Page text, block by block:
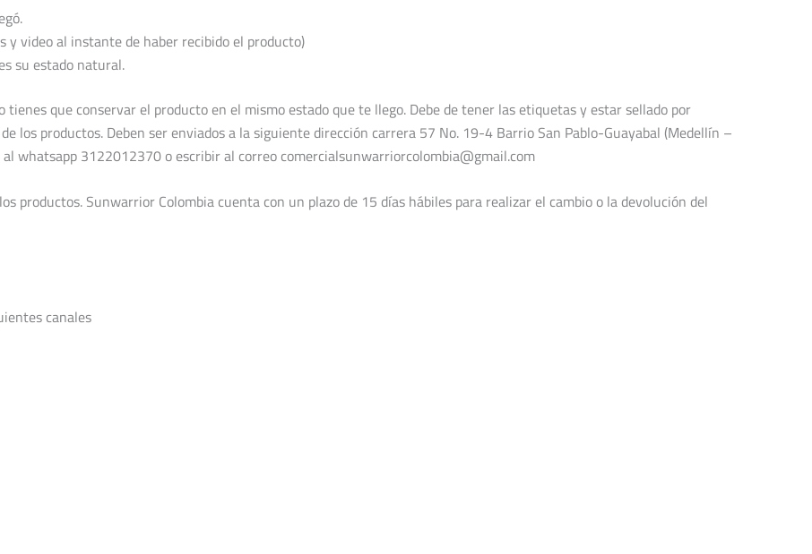
video al instante de haber recibido el producto)
su estado natural.
que conservar el producto en el mismo estado que te llego. Debe de tener las etiquetas y estar sellado por
los productos. Deben ser enviados a la siguiente dirección carrera 57 No. 19-4 Barrio San Pablo-Guayabal (Medellín –
whatsapp 3122012370 o escribir al correo comercialsunwarriorcolombia@gmail.com
productos. Sunwarrior Colombia cuenta con un plazo de 15 días hábiles para realizar el cambio o la devolución del
canales